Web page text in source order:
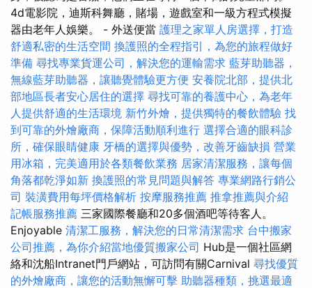
4d電影院，迪斯科舞廳，賭場，遊戲室和一級方程式模擬
器由老年人娛樂。 - 外送便當 護理之家單人房選擇，打造
舒適私密的生活空間 換護照的全程指引，為您的旅程做好
準備 尋找專業貨運公司，解決您的運輸需求 藍芽助聽器，
無線藍芽助聽器，讓聽覺體驗更方便 安養院北部，提供北
部地區長者安心居住的選擇 尋找可靠的養護中心，為老年
人提供舒適的生活環境 新竹外燴，提供獨特的餐飲體驗 找
到可靠的外燴廠商，保障活動順利進行 選擇合適的眼科診
所，確保眼睛健康 牙橋的選擇與優勢，改善牙齒缺損 營業
用冰箱，完美適用於各類餐飲業務 居家清潔服務，讓每個
角落都乾淨如新 換護照的常見問題與解答 專業網路行銷公
司 裝潢費用每坪價格解析 按摩服務推薦 推拿推薦與介紹
記帳服務推薦 三家國際餐廳和20多個酒吧等待客人。
Enjoyable 清潔工服務，解決您的日常清潔需求 台中搬家
公司推薦，為你介紹當地優質搬家公司 Hub是一個社區網
絡和沈船Intranet門戶網站，可訪問有關Carnival 尋找優質
的外燴廠商，讓您的活動無懈可擊 助聽器種類，挑選最適